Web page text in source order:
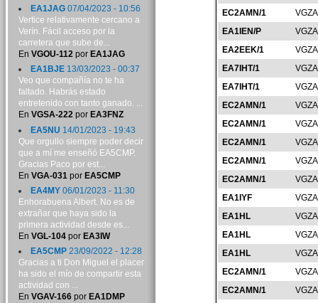
EC2AMN/1
EA1IEN/P
EA2EEK/1
EA7IHT/1
EA7IHT/1
EC2AMN/1
EC2AMN/1
EC2AMN/1
EC2AMN/1
EC2AMN/1
EA1IYF
EA1HL
EA1HL
EA1HL
EC2AMN/1
EC2AMN/1
EA1JAG07/04/2023 - 10:56
Vertice relativamente cercano a
Verín. Fácil acceso por la
carretera que sube de...
En VGOU-112por EA1JAG
EA1BJE13/03/2023 - 00:37
Veo que compañía no te ha
faltado. Habrás estado
entretenido con tanto ganado. ...
En VGSA-222por EA3FNZ
EA5NU 14/01/2023 - 19:43
Que orgullo siempre poder decir
que a mí me enseñó EA5CMP.
Gracias Paco por est...
En VGA-031 por EA5CMP
EA4MY06/01/2023 - 11:30
Enhorabuena Albert. No es de
extrañar que haya sido la
primera actividad desde es...
En VGL-104por EA3IW
EA5CMP23/09/2022 - 12:28
Gracias a ti Don Miguel el placer
ha sido el mío de compartir esta
actividad con ...
En VGAV-166por EA1DMP